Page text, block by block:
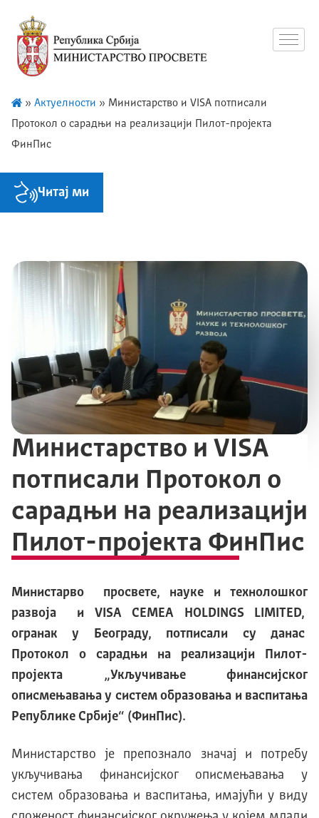
» Актуелности » Министарство и VISA потписали
Протокол о сарадњи на реализацији Пилот-пројекта
ФинПис
Читај ми
Министарство и VISA
потписали Протокол о
сарадњи на реализацији
Пилот-пројекта ФинПис
Министарво просвете, науке и технолошког
развоја и VISA CEMEA HOLDINGS LIMITED,
огранак у Београду, потписали су данас
Протокол о сарадњи на реализацији Пилот-
пројекта „Укључивање финансијског
описмењавања у систем образовања и васпитања
Републике Србије“ (ФинПис).
Министарство је препознало значај и потребу
укључивања финансијског описмењавања у
систем образовања и васпитања, имајући у виду